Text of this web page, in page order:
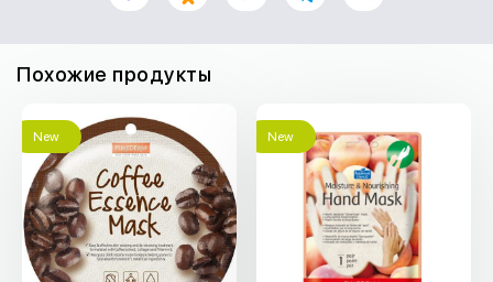
Похожие продукты
New New